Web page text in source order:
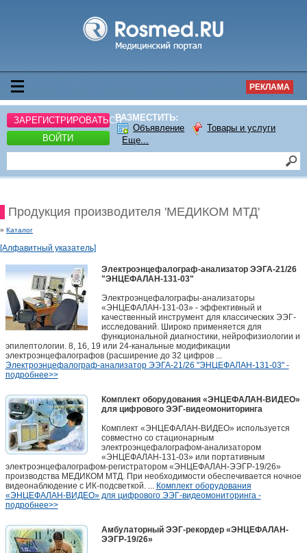
РЕКЛАМА
ЗАРЕГИСТРИРОВАТЬСЯ
ВОЙТИ
РАЗМЕСТИТЬ:
Объявление
Товары и услуги
Еще...
Продукция производителя 'МЕДИКОМ МТД'
» Каталог
[Алфавитный указатель]
Электроэнцефалограф-анализатор ЭЭГА-21/26
"ЭНЦЕФАЛАН-131-03"
Электроэнцефалографы-анализаторы
«ЭНЦЕФАЛАН-131-03» - эффективный и
качественный инструмент для классических ЭЭГ-
исследований. Широко применяется для
функциональной диагностики, нейрофизиологии и
эпилептологии. 8, 16, 19 или 24-канальные модификации
электроэнцефалографов (расширение до 32 цифров ...
Электроэнцефалограф-анализатор ЭЭГА-21/26 "ЭНЦЕФАЛАН-131-03" -
подробнее>>
Комплект оборудования «ЭНЦЕФАЛАН-ВИДЕО»
для цифрового ЭЭГ-видеомониторинга
Комплект «ЭНЦЕФАЛАН-ВИДЕО» используется
совместно со стационарным
электроэнцефалографом-анализатором
«ЭНЦЕФАЛАН-131-03» или портативным
электроэнцефалографом-регистратором «ЭНЦЕФАЛАН-ЭЭГР-19/26»
производства МЕДИКОМ МТД. При необходимости обеспечивается ночное
видеонаблюдение с ИК-подсветкой. ... Комплект оборудования
«ЭНЦЕФАЛАН-ВИДЕО» для цифрового ЭЭГ-видеомониторинга -
подробнее>>
Амбулаторный ЭЭГ-рекордер «ЭНЦЕФАЛАН-
ЭЭГР-19/26»